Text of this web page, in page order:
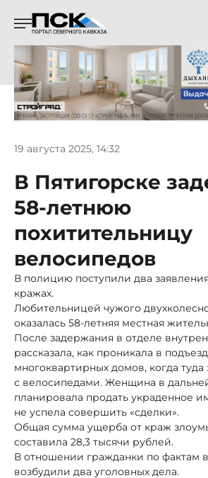
19 августа 2025, 14:32
В Пятигорске
58-летнюю
похитительницу
велосипедов
В полицию поступили два
кражах.
Любительницей чужого
оказалась 58-летняя местная
После задержания в отделе
рассказала, как проникала в
многоквартирных домов, когда
с велосипедами. Женщина в
планировала продать украденное
не успела совершить «сделки».
Общая сумма ущерба от краж
составила 28,3 тысячи рублей.
В отношении гражданки по фактам
возбудили два уголовных дела.